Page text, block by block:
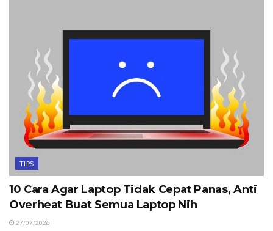
TIPS
10 Cara Agar Laptop Tidak Cepat Panas, Anti
Overheat Buat Semua Laptop Nih
27/07/2026